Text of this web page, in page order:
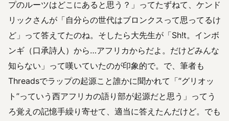
プのルーツはどこにあると思う？」ってたずねて、ケンド
リックさんが「自分らの世代はブロンクスって思ってるけ
ど」って答えてたのね。そしたら大先生が「Sh!t。インボ
ンギ（口承詩人）から…アフリカからだよ。だけどみんな
知らない」って嘆いていたのが印象的で。で、筆者も
Threadsでラップの起源こと誰かに聞かれて「”グリオッ
ト”っていう西アフリカの語り部が起源だと思う」ってう
ろ覚えの記憶手繰り寄せて、適当に答えたんだけど。でも